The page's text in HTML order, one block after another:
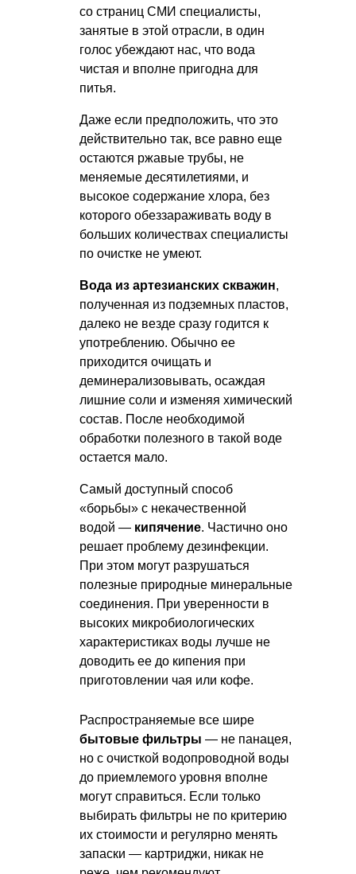
со страниц СМИ специалисты,
занятые в этой отрасли, в один
голос убеждают нас, что вода
чистая и вполне пригодна для
питья.
Даже если предположить, что это
действительно так, все равно еще
остаются ржавые трубы, не
меняемые десятилетиями, и
высокое содержание хлора, без
которого обеззараживать воду в
больших количествах специалисты
по очистке не умеют.
Вода из артезианских скважин,
полученная из подземных пластов,
далеко не везде сразу годится к
употреблению. Обычно ее
приходится очищать и
деминерализовывать, осаждая
лишние соли и изменяя химический
состав. После необходимой
обработки полезного в такой воде
остается мало.
Самый доступный способ
«борьбы» с некачественной
водой — кипячение. Частично оно
решает проблему дезинфекции.
При этом могут разрушаться
полезные природные минеральные
соединения. При уверенности в
высоких микробиологических
характеристиках воды лучше не
доводить ее до кипения при
приготовлении чая или кофе.
Распространяемые все шире
бытовые фильтры — не панацея,
но с очисткой водопроводной воды
до приемлемого уровня вполне
могут справиться. Если только
выбирать фильтры не по критерию
их стоимости и регулярно менять
запаски — картриджи, никак не